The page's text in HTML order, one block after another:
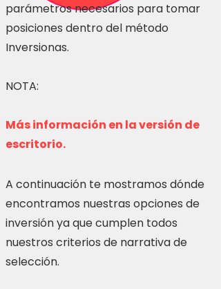
parámetros necesarios para tomar
posiciones dentro del método
Inversionas.
NOTA:
Más información en la versión de
escritorio.
A continuación te mostramos dónde
encontramos nuestras opciones de
inversión ya que cumplen todos
nuestros criterios de narrativa de
selección.